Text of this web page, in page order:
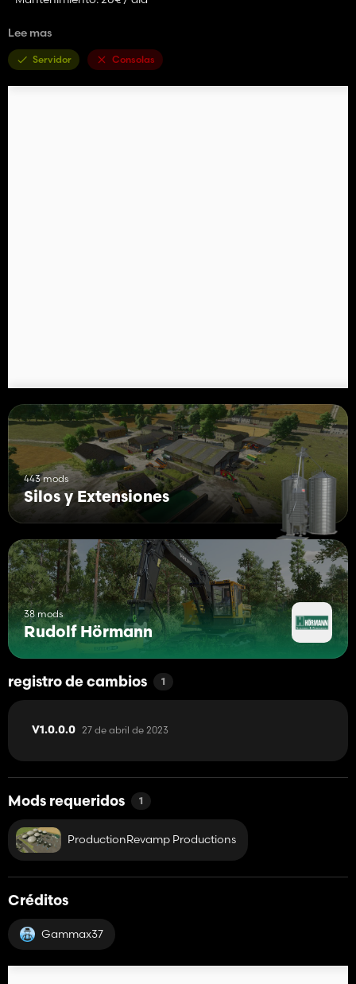
|| Requiere --FS22_A_ProductionRevamp-- Versión mínima: 1.3.5
Lee mas
Servidor Consolas
443 mods
Silos y Extensiones
38 mods
Rudolf Hörmann
registro de cambios 1
V1.0.0.0 27 de abril de 2023
Mods requeridos 1
ProductionRevamp Productions
Créditos
Gammax37